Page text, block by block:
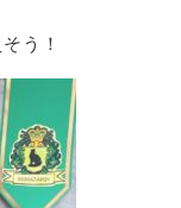
う！